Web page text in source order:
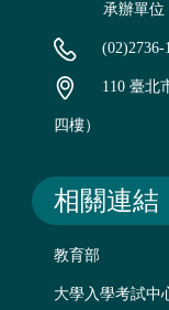
承辦單位
(02)2736-
110 臺北
四樓）
相關連結
教育部
大學入學考試中